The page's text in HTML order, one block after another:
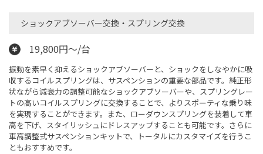
ショックアブソーバー交換・スプリング交換
19,800円〜/台
振動を素早く抑えるショックアブソーバーと、ショックをしなやかに吸
収するコイルスプリングは、サスペンションの重要な部品です。純正形
状ながら減衰力の調整可能なショックアブソーバーや、スプリングレー
トの高いコイルスプリングに交換することで、よりスポーティな乗り味
を実現することができます。また、ローダウンスプリングを装着して車
高を下げ、スタイリッシュにドレスアップすることも可能です。さらに
車高調整式サスペンションキットで、トータルにカスタマイズを行うこ
ともおすすめです。